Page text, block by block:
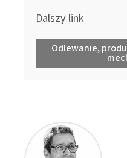
Dalszy link
Odlewanie,